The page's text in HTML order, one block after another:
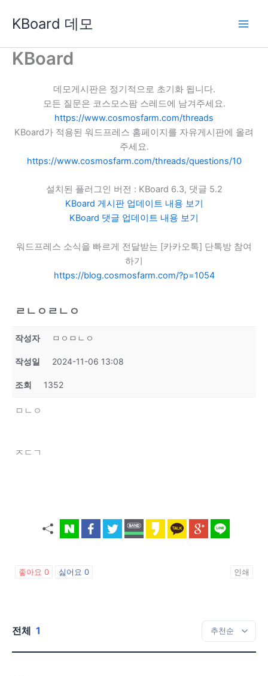
로
KBoard 데모
KBoard
데모게시판은 정기적으로 초기화 됩니다.
모든 질문은 코스모스팜 스레드에 남겨주세요.
https://www.cosmosfarm.com/threads
KBoard가 적용된 워드프레스 홈페이지를 자유게시판에 올려
주세요.
https://www.cosmosfarm.com/threads/questions/10
설치된 플러그인 버전 : KBoard 6.3, 댓글 5.2
KBoard 게시판 업데이트 내용 보기
KBoard 댓글 업데이트 내용 보기
워드프레스 소식을 빠르게 전달받는 [카카오톡] 단톡방 참여
하기
https://blog.cosmosfarm.com/?p=1054
ㄹㄴㅇㄹㄴㅇ
작성자 ㅁㅇㅁㄴㅇ
작성일 2024-11-06 13:08
조회 1352
ㅁㄴㅇ
ㅈㄷㄱ
좋아요 0 싫어요 0 인쇄
전체 1